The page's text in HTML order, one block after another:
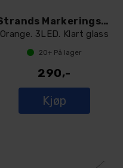
Strands Markeringslys LED Dark Knight
Orange. 3LED. Klart glass
20+ På lager
290,-
Kjøp